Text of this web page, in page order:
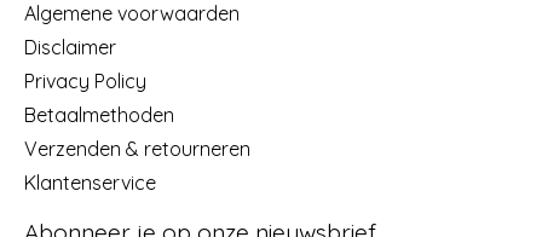
Algemene voorwaarden
Disclaimer
Privacy Policy
Betaalmethoden
Verzenden & retourneren
Klantenservice